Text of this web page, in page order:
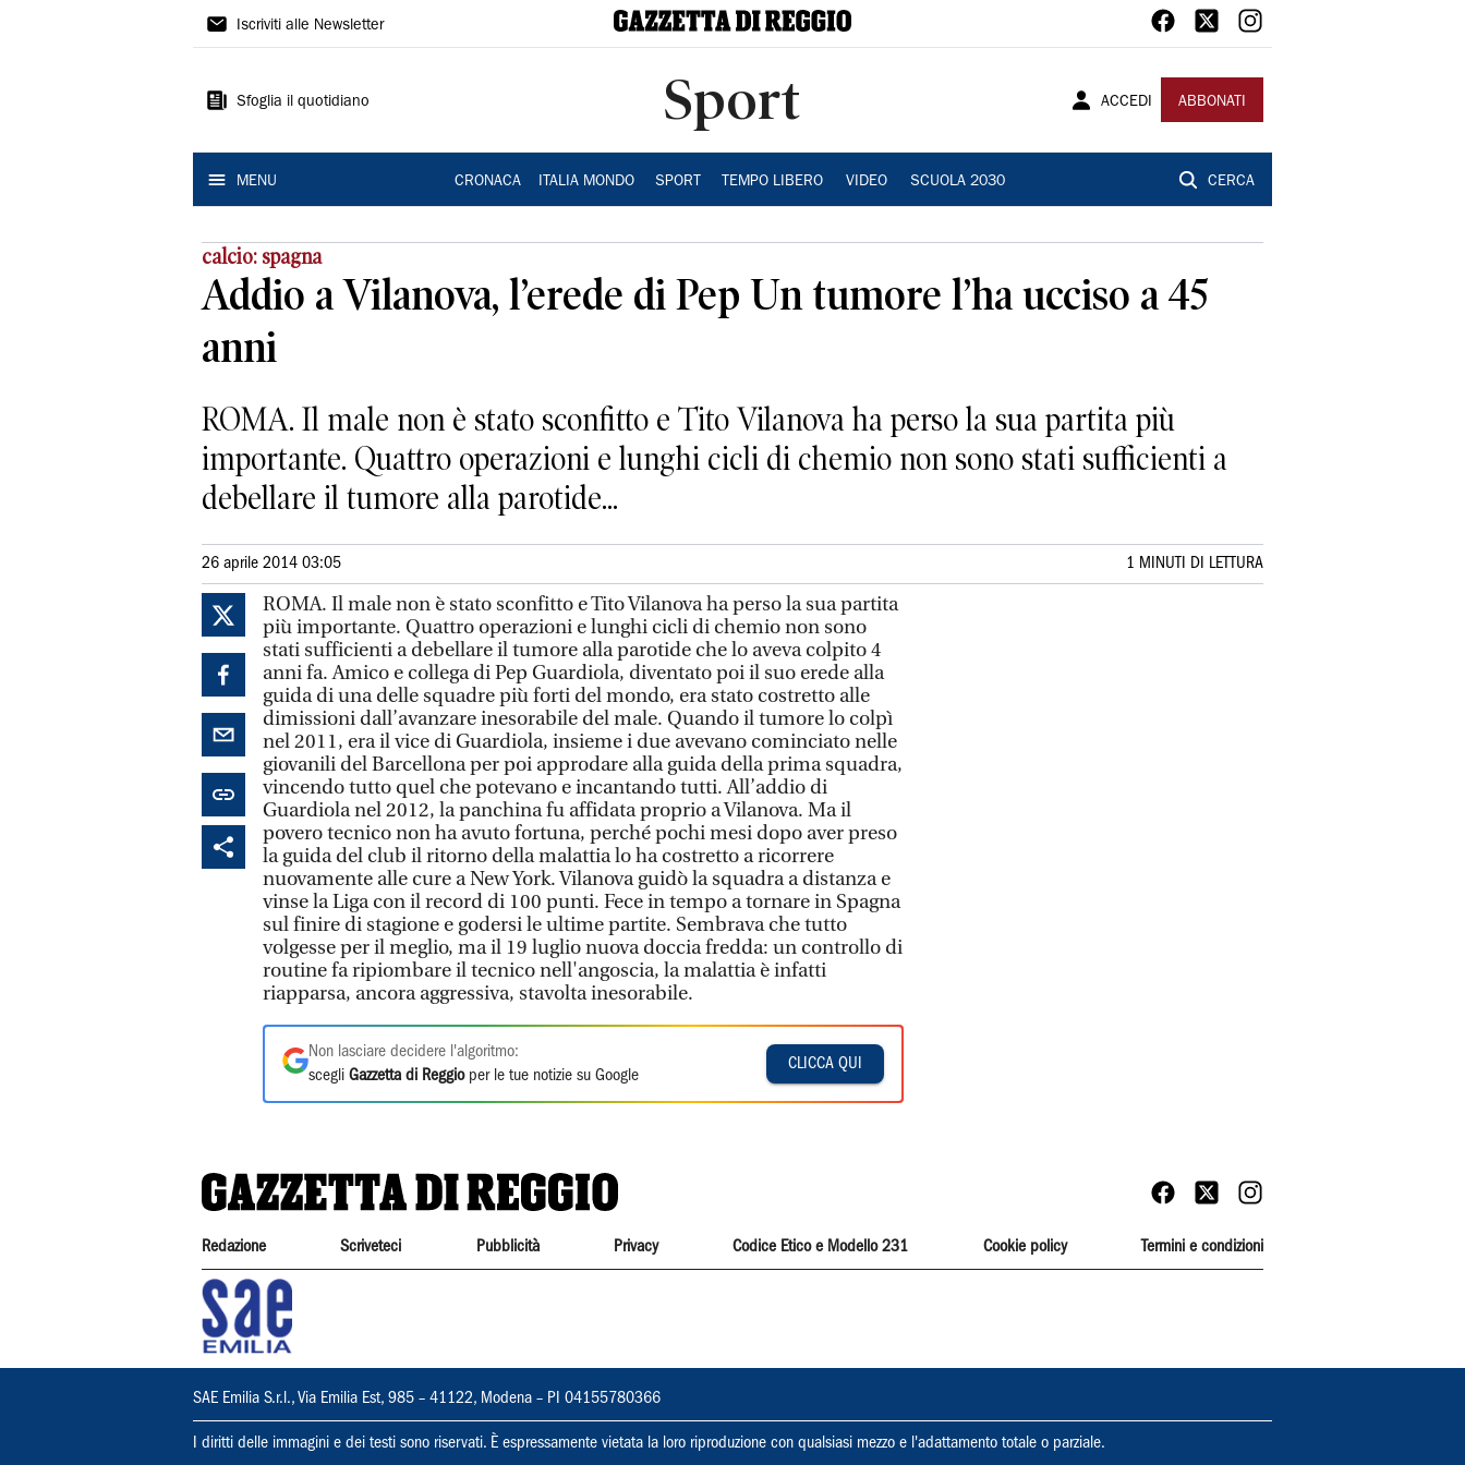
Gazzetta
Reggio
Iscriviti alle Newsletter
Sfoglia il quotidiano Sport ACCEDI ABBONATI
MENU CRONACA ITALIA MONDO SPORT TEMPO LIBERO VIDEO SCUOLA 2030 CERCA
calcio: spagna
Addio a Vilanova, l’erede di Pep Un tumore l’ha ucciso a 45
anni
ROMA. Il male non è stato sconfitto e Tito Vilanova ha perso la sua partita più
importante. Quattro operazioni e lunghi cicli di chemio non sono stati sufficienti a
debellare il tumore alla parotide...
26 aprile 2014 03:05 1 MINUTI DI LETTURA
ROMA. Il male non è stato sconfitto e Tito Vilanova ha perso la sua partita
più importante. Quattro operazioni e lunghi cicli di chemio non sono
stati sufficienti a debellare il tumore alla parotide che lo aveva colpito 4
anni fa. Amico e collega di Pep Guardiola, diventato poi il suo erede alla
guida di una delle squadre più forti del mondo, era stato costretto alle
dimissioni dall’avanzare inesorabile del male. Quando il tumore lo colpì
nel 2011, era il vice di Guardiola, insieme i due avevano cominciato nelle
giovanili del Barcellona per poi approdare alla guida della prima squadra,
vincendo tutto quel che potevano e incantando tutti. All’addio di
Guardiola nel 2012, la panchina fu affidata proprio a Vilanova. Ma il
povero tecnico non ha avuto fortuna, perché pochi mesi dopo aver preso
la guida del club il ritorno della malattia lo ha costretto a ricorrere
nuovamente alle cure a New York. Vilanova guidò la squadra a distanza e
vinse la Liga con il record di 100 punti. Fece in tempo a tornare in Spagna
sul finire di stagione e godersi le ultime partite. Sembrava che tutto
volgesse per il meglio, ma il 19 luglio nuova doccia fredda: un controllo di
routine fa ripiombare il tecnico nell'angoscia, la malattia è infatti
riapparsa, ancora aggressiva, stavolta inesorabile.
Non lasciare decidere l'algoritmo:
scegli Gazzetta di Reggioper le tue notizie su Google
CLICCA QUI
Redazione Scriveteci Pubblicità Privacy Codice Etico e Modello 231 Cookie policy Termini e condizioni
SAE Emilia S.r.l., Via Emilia Est, 985 – 41122, Modena – PI 04155780366
I diritti delle immagini e dei testi sono riservati. È espressamente vietata la loro riproduzione con qualsiasi mezzo e l'adattamento totale o parziale.